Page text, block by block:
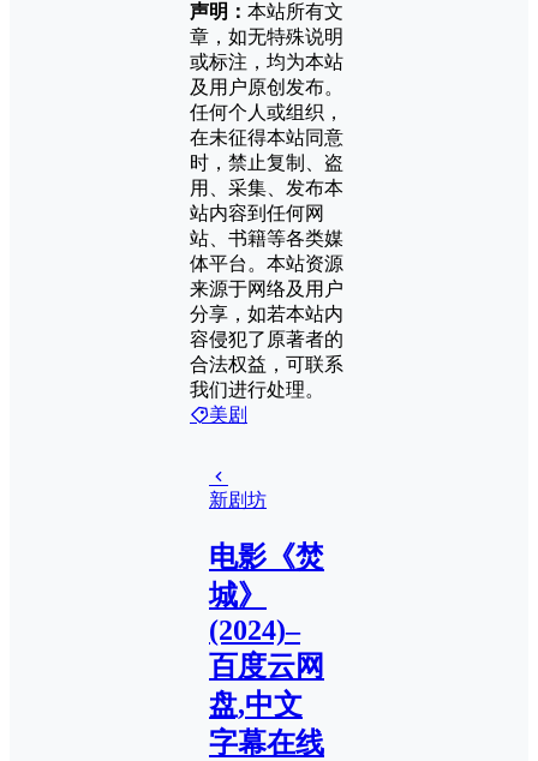
声明： 本站所有文
章，如无特殊说明
或标注，均为本站
及用户原创发布。
任何个人或组织，
在未征得本站同意
时，禁止复制、盗
用、采集、发布本
站内容到任何网
站、书籍等各类媒
体平台。本站资源
来源于网络及用户
分享，如若本站内
容侵犯了原著者的
合法权益，可联系
我们进行处理。
美剧
新剧坊
电影《焚
城》
(2024)–
百度云网
盘,中文
字幕在线